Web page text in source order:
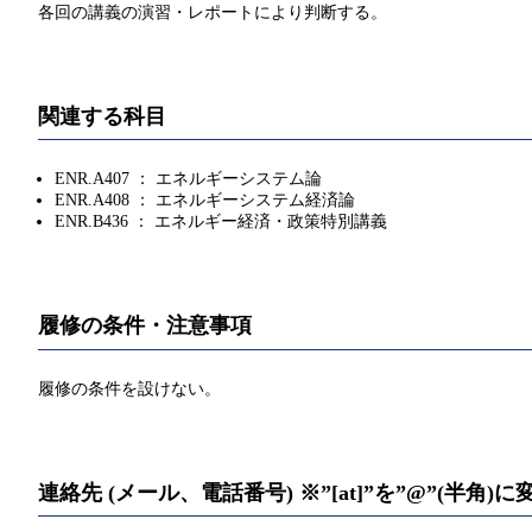
各回の講義の演習・レポートにより判断する。
関連する科目
ENR.A407 ： エネルギーシステム論
ENR.A408 ： エネルギーシステム経済論
ENR.B436 ： エネルギー経済・政策特別講義
履修の条件・注意事項
履修の条件を設けない。
連絡先 (メール、電話番号) ※”[at]”を”@”(半角)に